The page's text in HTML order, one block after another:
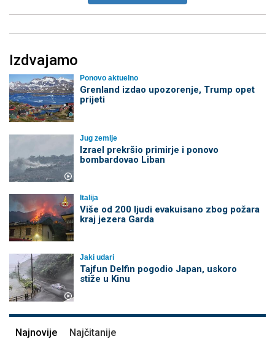
Izdvajamo
Ponovo aktuelno
Grenland izdao upozorenje, Trump opet
prijeti
Jug zemlje
Izrael prekršio primirje i ponovo
bombardovao Liban
Italija
Više od 200 ljudi evakuisano zbog požara
kraj jezera Garda
Jaki udari
Tajfun Delfin pogodio Japan, uskoro
stiže u Kinu
Najnovije Najčitanije